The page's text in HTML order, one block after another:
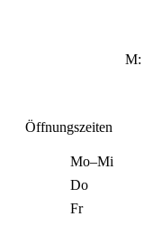
M:
Öffnungszeiten
Mo–Mi
Do
Fr